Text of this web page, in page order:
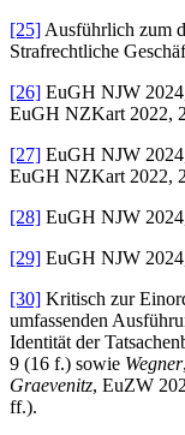
[25] Ausführlich zum
Strafrechtliche
[26] EuGH NJW
EuGH NZKart 2022,
[27] EuGH NJW
EuGH NZKart 2022,
[28] EuGH NJW
[29] EuGH NJW
[30] Kritisch zur
umfassenden
Identität der
9 (16 f.) sowie Wegner
Graevenitz, EuZW
ff.).